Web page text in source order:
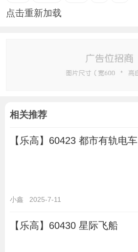
点击重新加载
相关推荐
【乐高】60423 都市有轨电车
小鑫 2025-7-11
【乐高】60430 星际飞船